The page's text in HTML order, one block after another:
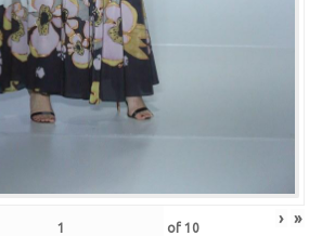
of 10 › »